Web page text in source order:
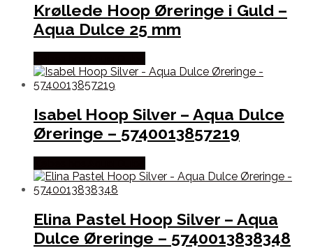
Krøllede Hoop Øreringe i Guld –
Aqua Dulce 25 mm
Isabel Hoop Silver – Aqua Dulce
Øreringe – 5740013857219
Elina Pastel Hoop Silver – Aqua
Dulce Øreringe – 5740013838348